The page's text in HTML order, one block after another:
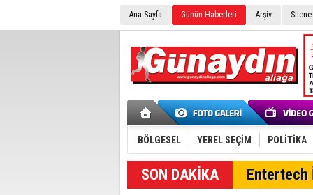
Ana Sayfa Günün Haberleri Arşiv
BÖLGESEL YEREL SEÇİM POLİTİKA
SON DAKİKA Entertech